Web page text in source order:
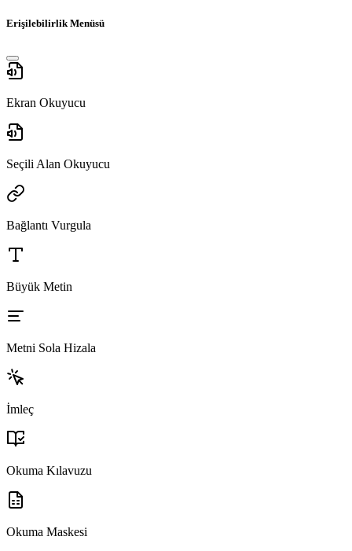
Erişilebilirlik Menüsü
Ekran Okuyucu
Seçili Alan Okuyucu
Bağlantı Vurgula
Büyük Metin
Metni Sola Hizala
İmleç
Okuma Kılavuzu
Okuma Maskesi